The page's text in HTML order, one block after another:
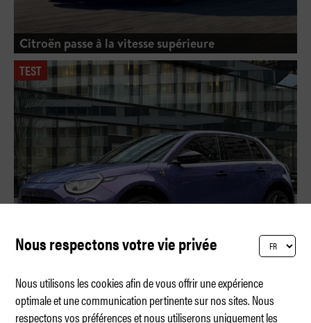
Citroën passe à la vitesse supérieure
TEST
Nous respectons votre vie privée
Nous utilisons les cookies afin de vous offrir une expérience
optimale et une communication pertinente sur nos sites. Nous
respectons vos préférences et nous utiliserons uniquement les